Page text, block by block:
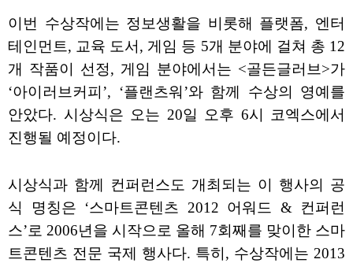
이번 수상작에는 정보생활을 비롯해 플랫폼, 엔터
테인먼트, 교육 도서, 게임 등 5개 분야에 걸쳐 총 12
개 작품이 선정, 게임 분야에서는 <골든글러브>가
‘아이러브커피’, ‘플랜츠워’와 함께 수상의 영예를
안았다. 시상식은 오는 20일 오후 6시 코엑스에서
진행될 예정이다.
시상식과 함께 컨퍼런스도 개최되는 이 행사의 공
식 명칭은 ‘스마트콘텐츠 2012 어워드 & 컨퍼런
스’로 2006년을 시작으로 올해 7회째를 맞이한 스마
트콘텐츠 전문 국제 행사다. 특히, 수상작에는 2013